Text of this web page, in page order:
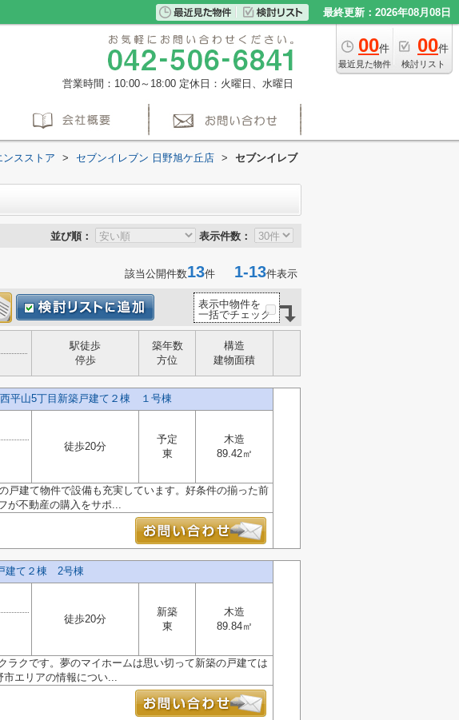
最終更新：2026年08月08日
00件
最近見た物件
00件
検討リスト
営業時間：10:00～18:00 定休日：火曜日、水曜日
ンスストア > セブンイレブン 日野旭ケ丘店 >
セブンイレブ
並び順： 表示件数：
該当公開件数13件 1-13件表示
表示中物件を
一括でチェック
駅徒歩
停歩
築年数
方位
構造
建物面積
平山5丁目新築戸建て２棟 １号棟
徒歩20分
予定
東
木造
89.42㎡
戸建て物件で設備も充実しています。好条件の揃った前
が不動産の購入をサポ...
建て２棟 2号棟
徒歩20分
新築
東
木造
89.84㎡
クです。夢のマイホームは思い切って新築の戸建ては
エリアの情報につい...